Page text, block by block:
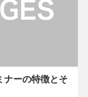
ナーの特徴とそ